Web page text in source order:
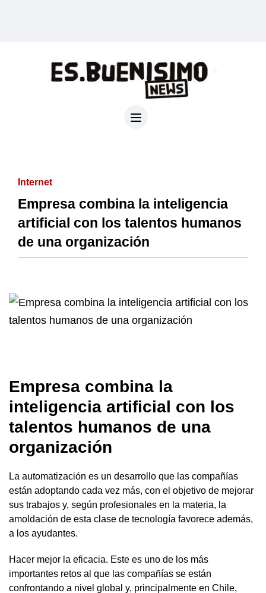
Internet
Empresa combina la inteligencia
artificial con los talentos humanos
de una organización
Empresa combina la
inteligencia artificial con los
talentos humanos de una
organización
La automatización es un desarrollo que las compañías
están adoptando cada vez más, con el objetivo de mejorar
sus trabajos y, según profesionales en la materia, la
amoldación de esta clase de tecnología favorece además,
a los ayudantes.
Hacer mejor la eficacia. Este es uno de los más
importantes retos al que las compañías se están
confrontando a nivel global y, principalmente en Chile,